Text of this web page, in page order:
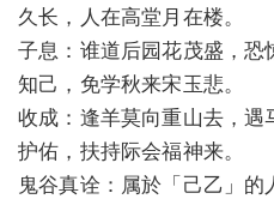
久长，人在高堂月在楼。
子息：谁道后园花茂盛，
知己，免学秋来宋玉悲。
收成：逢羊莫向重山去，
护佑，扶持际会福神来。
鬼谷真诠：属於「己乙」